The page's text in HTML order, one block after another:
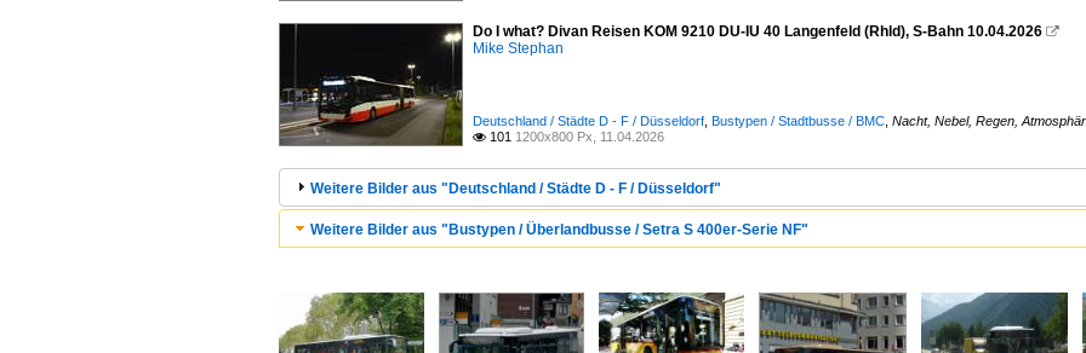
Do I what? Divan Reisen KOM 9210 DU-IU 40 Langenfeld (Rhld), S-Bahn 10.04.2026 
Mike Stephan
Deutschland / Städte D - F / Düsseldorf Bustypen / Stadtbusse / BMC Nacht, Nebel, Regen,
 101 1200x800 Px, 11.04.2026
Weitere Bilder aus "Deutschland / Städte D - F / Düsseldorf"
Weitere Bilder aus "Bustypen / Überlandbusse / Setra S 400er-Serie NF"